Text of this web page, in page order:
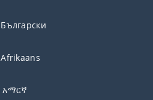
Български
Afrikaans
አማርኛ